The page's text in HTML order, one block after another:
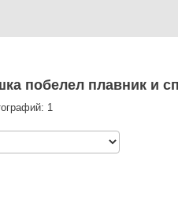
побелел плавник и
1